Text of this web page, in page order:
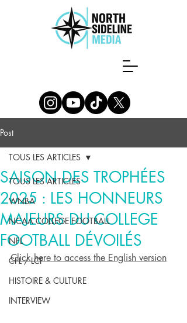
Post
TOUS LES ARTICLES
WNBA
NCAA COLLEGE FOOTBALL
NFL
CFL / LCF
HISTOIRE & CULTURE
INTERVIEW
TOUS LES ARTICLES
SAISON DES TROPHÉES
2025 : LES HONNEURS
MAJEURS DU COLLEGE
FOOTBALL DÉVOILÉS
Click here to access the English version